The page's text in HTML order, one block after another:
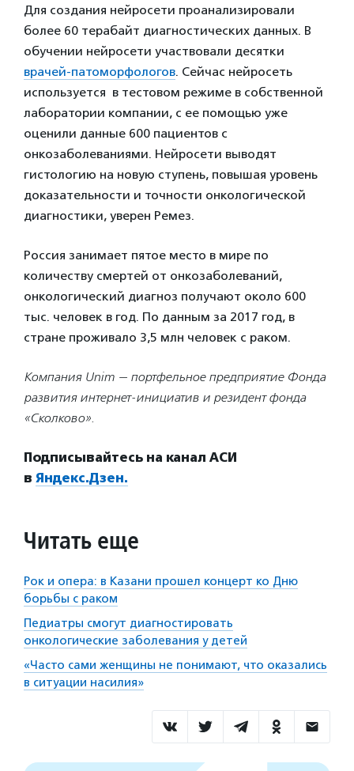
Для создания нейросети проанализировали
более 60 терабайт диагностических данных. В
обучении нейросети участвовали десятки
врачей-патоморфологов. Сейчас нейросеть
используется в тестовом режиме в собственной
лаборатории компании, с ее помощью уже
оценили данные 600 пациентов с
онкозаболеваниями. Нейросети выводят
гистологию на новую ступень, повышая уровень
доказательности и точности онкологической
диагностики, уверен Ремез.
Россия занимает пятое место в мире по
количеству смертей от онкозаболеваний,
онкологический диагноз получают около 600
тыс. человек в год. По данным за 2017 год, в
стране проживало 3,5 млн человек с раком.
Компания Unim — портфельное предприятие Фонда
развития интернет-инициатив и резидент фонда
«Сколково».
Подписывайтесь на канал АСИ
в Яндекс.Дзен.
Читать еще
Рок и опера: в Казани прошел концерт ко Дню
борьбы с раком
Педиатры смогут диагностировать
онкологические заболевания у детей
«Часто сами женщины не понимают, что оказались
в ситуации насилия»